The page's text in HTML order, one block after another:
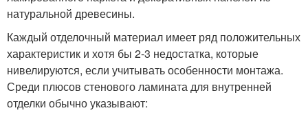
натуральной древесины.
Каждый отделочный материал имеет ряд положительных
характеристик и хотя бы 2-3 недостатка, которые
нивелируются, если учитывать особенности монтажа.
Среди плюсов стенового ламината для внутренней
отделки обычно указывают: